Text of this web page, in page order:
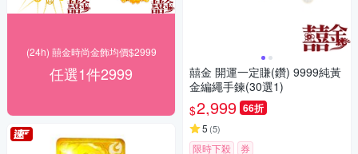
(24h) 囍金時尚金飾均價$2999
任選1件2999
囍金 開運一定賺(鑽) 9999純黃
金編繩手鍊(30選1)
$2,999 66折
5 (5)
限時下殺 券